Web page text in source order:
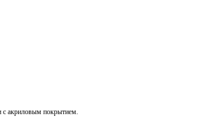
с акриловым покрытием.